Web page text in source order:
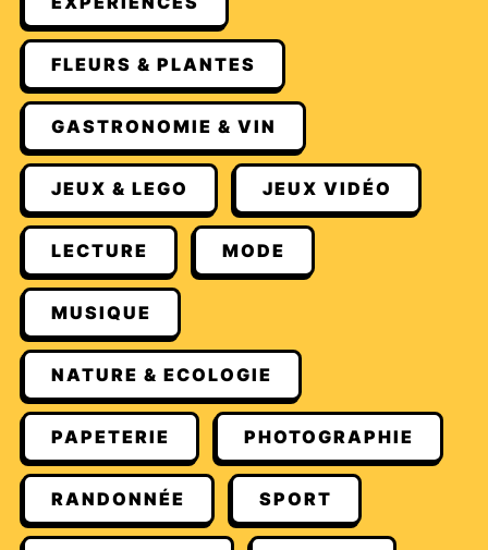
FLEURS & PLANTES
GASTRONOMIE & VIN
JEUX & LEGO JEUX VIDÉO
LECTURE MODE
MUSIQUE
NATURE & ECOLOGIE
PAPETERIE PHOTOGRAPHIE
RANDONNÉE SPORT